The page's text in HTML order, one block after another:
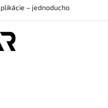
– jednoducho